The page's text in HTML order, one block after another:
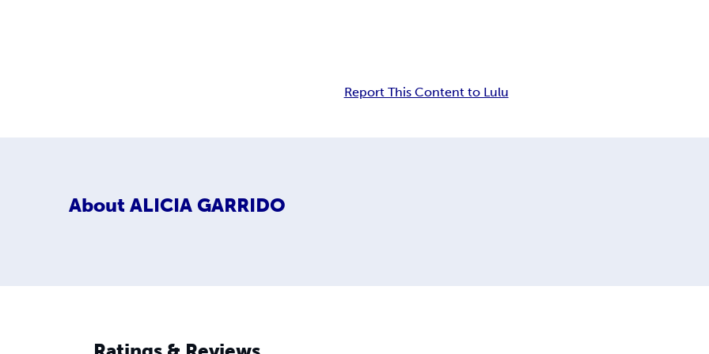
Report This Content to Lulu
About ALICIA GARRIDO